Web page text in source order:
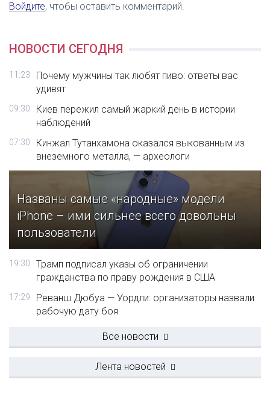
Войдите, чтобы оставить комментарий.
НОВОСТИ СЕГОДНЯ
11:23
Почему мужчины так любят пиво: ответы вас
удивят
09:30
Киев пережил самый жаркий день в истории
наблюдений
07:30
Кинжал Тутанхамона оказался выкованным из
внеземного металла, — археологи
Названы самые «народные» модели
iPhone – ими сильнее всего довольны
пользователи
19:30
Трамп подписал указы об ограничении
гражданства по праву рождения в США
17:29
Реванш Дюбуа — Уордли: организаторы назвали
рабочую дату боя
Все новости
Лента новостей